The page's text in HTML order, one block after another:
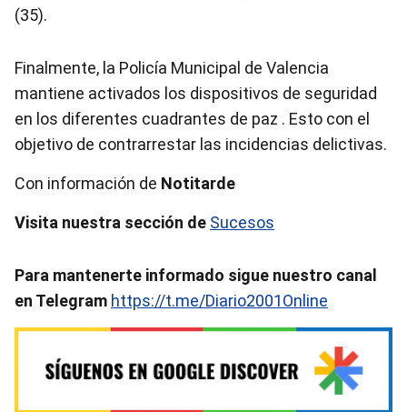
(35).
Finalmente, la Policía Municipal de Valencia
mantiene activados los dispositivos de seguridad
en los diferentes cuadrantes de paz . Esto con el
objetivo de contrarrestar las incidencias delictivas.
Con información de Notitarde
Visita nuestra sección de Sucesos
Para mantenerte informado sigue nuestro canal
en Telegram https://t.me/Diario2001Online